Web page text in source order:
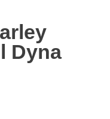
Dyna